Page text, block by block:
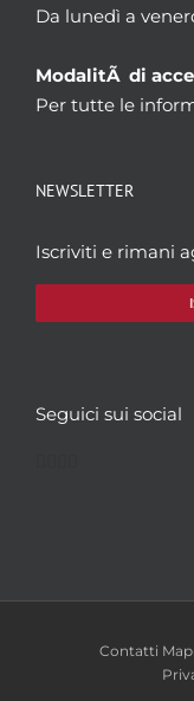
Da lunedì a
ModalitÃ di
Per tutte le
NEWSLETTER
Iscriviti e rimani
Seguici sui social
Contatti